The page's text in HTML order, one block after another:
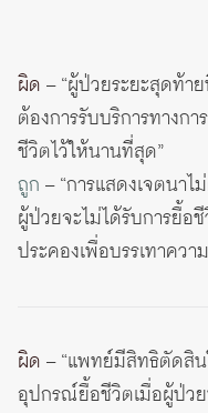
ผิด – “ผู้ป่วยระยะสุดท้า
ต้องการรับบริการทางก
ชีวิตไว้ให้นานที่สุด”
ถูก – “การแสดงเจตนา
ผู้ป่วยจะไม่ได้รับการยื้อ
ประคองเพื่อบรรเทาคว
ผิด – “แพทย์มีสิทธิตัดสิ
อุปกรณ์ยื้อชีวิตเมื่อผู้ป่ว